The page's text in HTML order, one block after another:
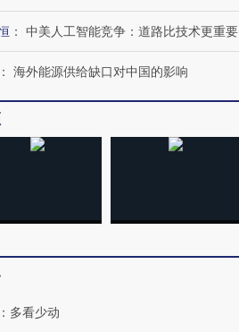
： 中美人工智能竞争：道路比技术更重要
： 海外能源供给缺口对中国的影响
： 多看少动